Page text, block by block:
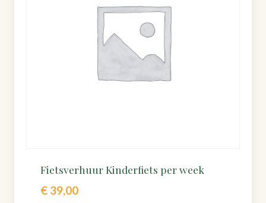
Fietsverhuur Kinderfiets per week
€ 39,00